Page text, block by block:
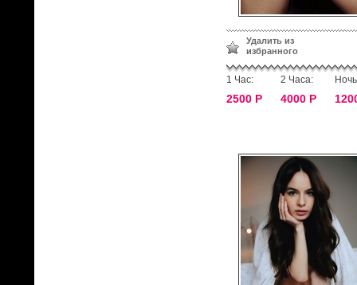
Удалить из
избранного
1 Час:
2500 Р
2 Часа:
4000 Р